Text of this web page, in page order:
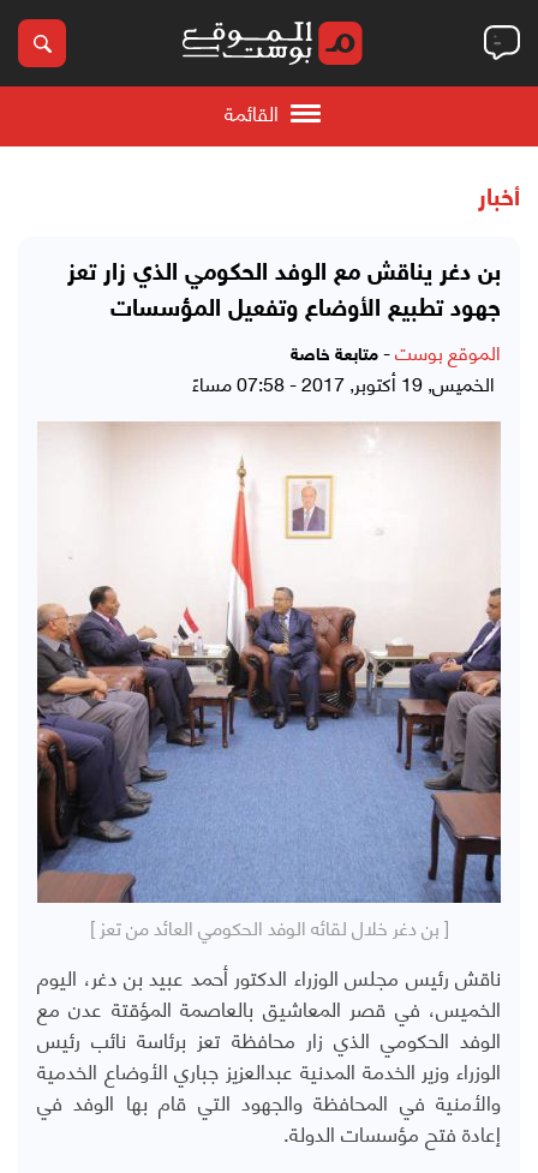
القائمة
أخبار
بن دغر يناقش مع الوفد الحكومي الذي زار تعز
جهود تطبيع الأوضاع وتفعيل المؤسسات
الموقع بوست- متابعة خاصة
الخميس, 19 أكتوبر, 2017 - 07:58 مساءً
[ بن دغر خلال لقائه الوفد الحكومي العائد من تعز ]
ناقش رئيس مجلس الوزراء الدكتور أحمد عبيد بن دغر، اليوم
الخميس، في قصر المعاشيق بالعاصمة المؤقتة عدن مع
الوفد الحكومي الذي زار محافظة تعز برئاسة نائب رئيس
الوزراء وزير الخدمة المدنية عبدالعزيز جباري الأوضاع الخدمية
والأمنية في المحافظة والجهود التي قام بها الوفد في
إعادة فتح مؤسسات الدولة.